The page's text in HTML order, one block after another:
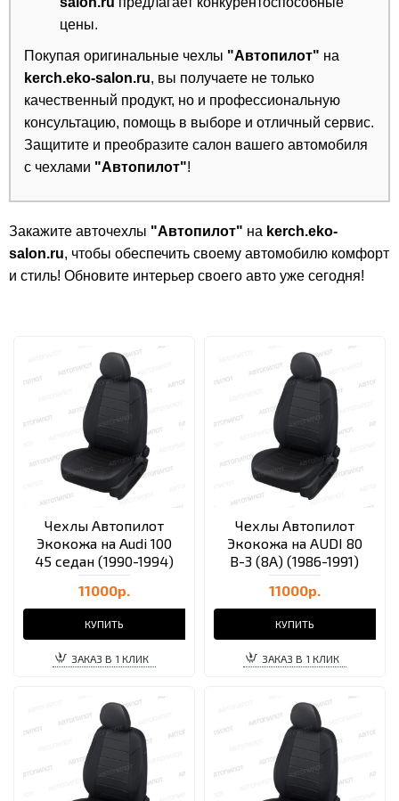
цены.
Покупая оригинальные чехлы "Автопилот" на
kerch.eko-salon.ru, вы получаете не только
качественный продукт, но и профессиональную
консультацию, помощь в выборе и отличный сервис.
Защитите и преобразите салон вашего автомобиля
с чехлами "Автопилот"!
Закажите авточехлы "Автопилот" на kerch.eko-
salon.ru, чтобы обеспечить своему автомобилю комфорт
и стиль! Обновите интерьер своего авто уже сегодня!
Чехлы Автопилот
Экокожа на Audi 100
45 седан (1990-1994)
11000р.
КУПИТЬ
ЗАКАЗ В 1 КЛИК
Чехлы Автопилот
Экокожа на AUDI 80
B-3 (8A) (1986-1991)
11000р.
КУПИТЬ
ЗАКАЗ В 1 КЛИК